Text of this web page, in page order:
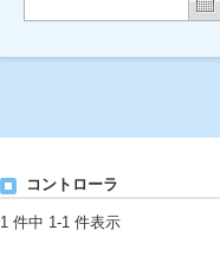
コントローラ
1 件中 1-1 件表示